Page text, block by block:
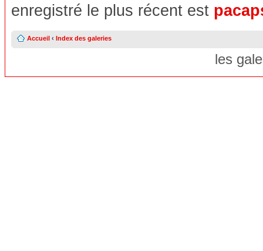
enregistré le plus récent est
Accueil ‹ Index des galeries
les